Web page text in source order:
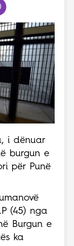
i dënuar
burgun e
për Punë
(45) nga
Burgun e
ka